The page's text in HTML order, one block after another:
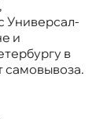
Универсал-
и
самовывоза.